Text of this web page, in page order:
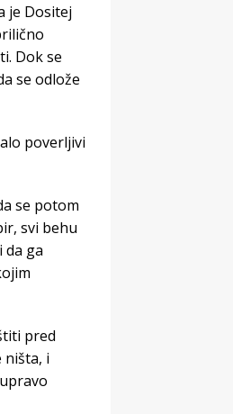
je Dositej
Dok se
se odlože
poverljivi
se potom
svi behu
da ga
pred
ništa, i